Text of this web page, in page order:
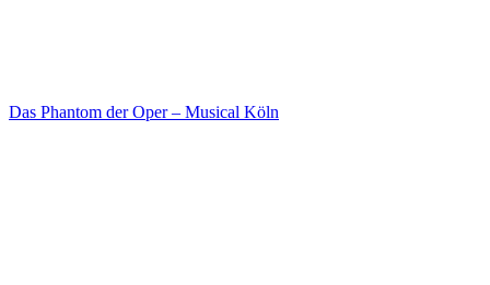
Das Phantom der Oper – Musical Köln